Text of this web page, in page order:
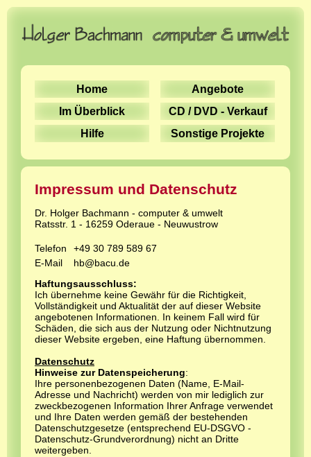
Home
Im Überblick
Hilfe
Angebote
CD / DVD - Verkauf
Sonstige Projekte
Impressum und Datenschutz
Dr. Holger Bachmann - computer & umwelt
Ratsstr. 1 - 16259 Oderaue - Neuwustrow
Telefon
+49 30 789 589 67
E-Mail
hb@bacu.de
Haftungsausschluss:
Ich übernehme keine Gewähr für die Richtigkeit,
Vollständigkeit und Aktualität der auf dieser Website
angebotenen Informationen. In keinem Fall wird für
Schäden, die sich aus der Nutzung oder Nichtnutzung
dieser Website ergeben, eine Haftung übernommen.
Datenschutz
Hinweise zur Datenspeicherung:
Ihre personenbezogenen Daten (Name, E-Mail-
Adresse und Nachricht) werden von mir lediglich zur
zweckbezogenen Information Ihrer Anfrage verwendet
und Ihre Daten werden gemäß der bestehenden
Datenschutzgesetze (entsprechend EU-DSGVO -
Datenschutz-Grundverordnung) nicht an Dritte
weitergeben.